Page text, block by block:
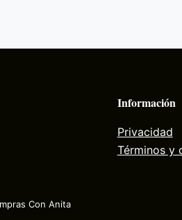
Información
Privacidad
Términos y
Con Anita